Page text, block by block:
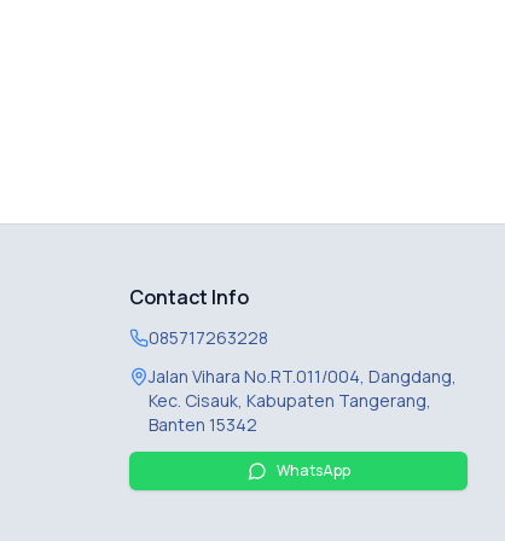
Contact Info
085717263228
Jalan Vihara No.RT.011/004, Dangdang,
Kec. Cisauk, Kabupaten Tangerang,
Banten 15342
WhatsApp